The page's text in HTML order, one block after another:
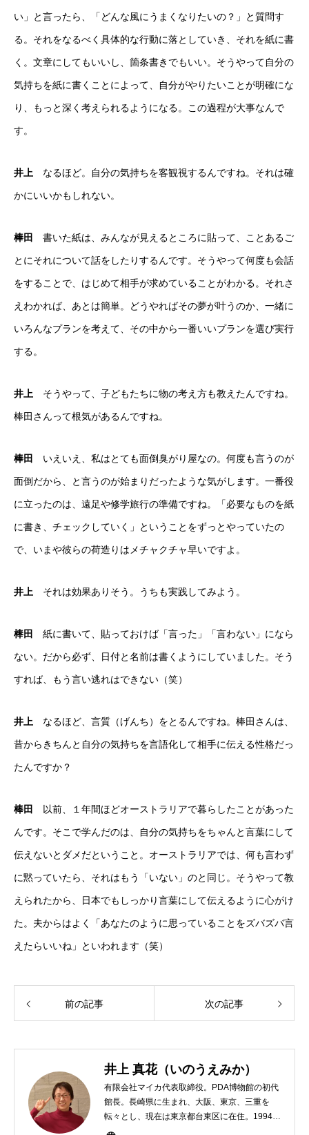
い」と言ったら、「どんな風にうまくなりたいの？」と質問す
る。それをなるべく具体的な行動に落としていき、それを紙に書
く。文章にしてもいいし、箇条書きでもいい。そうやって自分の
気持ちを紙に書くことによって、自分がやりたいことが明確にな
り、もっと深く考えられるようになる。この過程が大事なんで
す。
井上 なるほど。自分の気持ちを客観視するんですね。それは確
かにいいかもしれない。
棒田 書いた紙は、みんなが見えるところに貼って、ことあるご
とにそれについて話をしたりするんです。そうやって何度も会話
をすることで、はじめて相手が求めていることがわかる。それさ
えわかれば、あとは簡単。どうやればその夢が叶うのか、一緒に
いろんなプランを考えて、その中から一番いいプランを選び実行
する。
井上 そうやって、子どもたちに物の考え方も教えたんですね。
棒田さんって根気があるんですね。
棒田 いえいえ、私はとても面倒臭がり屋なの。何度も言うのが
面倒だから、と言うのが始まりだったような気がします。一番役
に立ったのは、遠足や修学旅行の準備ですね。「必要なものを紙
に書き、チェックしていく」ということをずっとやっていたの
で、いまや彼らの荷造りはメチャクチャ早いですよ。
井上 それは効果ありそう。うちも実践してみよう。
棒田 紙に書いて、貼っておけば「言った」「言わない」になら
ない。だから必ず、日付と名前は書くようにしていました。そう
すれば、もう言い逃れはできない（笑）
井上 なるほど、言質（げんち）をとるんですね。棒田さんは、
昔からきちんと自分の気持ちを言語化して相手に伝える性格だっ
たんですか？
棒田 以前、１年間ほどオーストラリアで暮らしたことがあった
んです。そこで学んだのは、自分の気持ちをちゃんと言葉にして
伝えないとダメだということ。オーストラリアでは、何も言わず
に黙っていたら、それはもう「いない」のと同じ。そうやって教
えられたから、日本でもしっかり言葉にして伝えるように心がけ
た。夫からはよく「あなたのように思っていることをズバズバ言
えたらいいね」といわれます（笑）
前の記事 次の記事
井上 真花（いのうえみか）
有限会社マイカ代表取締役。PDA博物館の初代
館長。長崎県に生まれ、大阪、東京、三重を
転々とし、現在は東京都台東区に在住。1994年
にHP100LXと出会ったのをきかっけに、フリ